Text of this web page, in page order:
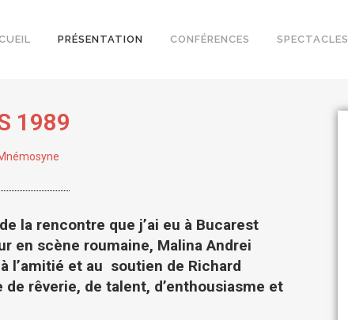
PRÉSENTATION CONFÉRENCES SPECTACLES
1989
la rencontre que j’ai eu à Bucarest
en scène roumaine, Malina Andrei
l’amitié et au soutien de Richard
rêverie, de talent, d’enthousiasme et